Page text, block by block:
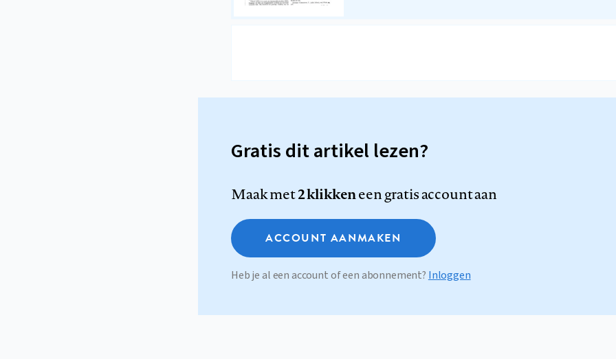
Gratis dit artikel lezen?
Maak met2 klikkeneen gratis account aan
ACCOUNT AANMAKEN
Heb je al een account of een abonnement? Inloggen